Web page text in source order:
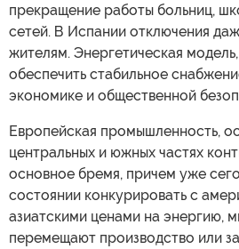
прекращение работы больниц,
сетей. В Испании отключения
жителям. Энергетическая
обеспечить стабильное
экономике и общественной
Европейская промышленность,
центральных и южных частях
основное бремя, причем уже
состоянии конкурировать с
азиатскими ценами на энергию,
перемещают производство или